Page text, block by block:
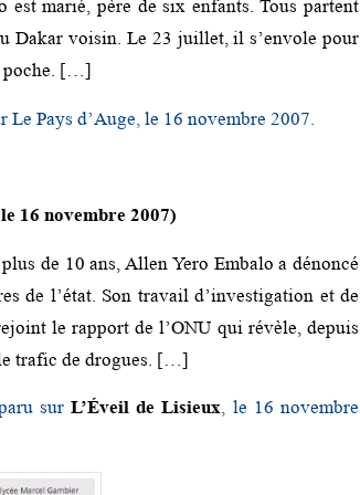
est marié, père de six enfants. Tous partent
Dakar voisin. Le 23 juillet, il s’envole pour
poche. […]
Pays d’Auge, le 16 novembre 2007.
16 novembre 2007)
de 10 ans, Allen Yero Embalo a dénoncé
de l’état. Son travail d’investigation et de
le rapport de l’ONU qui révèle, depuis
trafic de drogues. […]
sur L’Éveil de Lisieux, le 16 novembre